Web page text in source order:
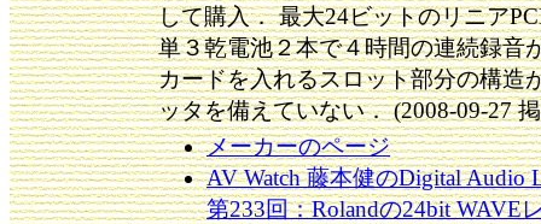
して購入． 最大24ビットのリニア
単３乾電池２本で４時間の連続録音
カードを入れるスロット部分の構造
ッタを備えていない． (2008-09-27
メーカーのページ
AV Watch 藤本健のDigital Audio
第233回：Rolandの24bit WAVE